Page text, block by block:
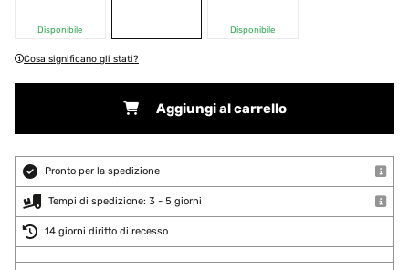
Disponibile Disponibile
Cosa significano gli stati?
Aggiungi al carrello
Pronto per la spedizione
Tempi di spedizione: 3 - 5 giorni
14 giorni diritto di recesso